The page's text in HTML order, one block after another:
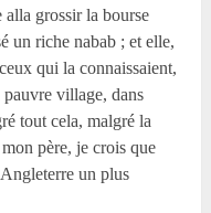
alla grossir la bourse
un riche nabab ; et elle,
qui la connaissaient,
pauvre village, dans
tout cela, malgré la
père, je crois que
un plus